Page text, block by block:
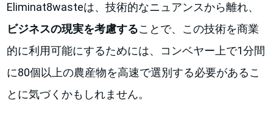
Eliminat8wasteは、技術的なニュアンスから離れ、
ビジネスの現実を考慮することで、この技術を商業
的に利用可能にするためには、コンベヤー上で1分間
に80個以上の農産物を高速で選別する必要があるこ
とに気づくかもしれません。